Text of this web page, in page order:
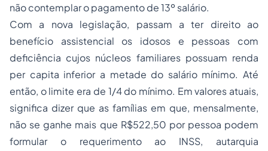
não contemplar o pagamento de 13º salário.
Com a nova legislação, passam a ter direito ao
benefício assistencial os idosos e pessoas com
deficiência cujos núcleos familiares possuam renda
per capita inferior a metade do salário mínimo. Até
então, o limite era de 1/4 do mínimo. Em valores atuais,
significa dizer que as famílias em que, mensalmente,
não se ganhe mais que R$522,50 por pessoa podem
formular o requerimento ao INSS, autarquia